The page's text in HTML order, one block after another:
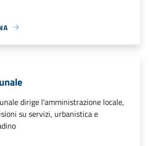
dirige l'amministrazione locale,
su servizi, urbanistica e